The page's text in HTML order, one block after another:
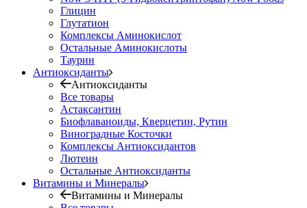
Глицин
Глутатион
Комплексы Аминокислот
Остальные Аминокислоты
Таурин
Антиоксиданты
Антиоксиданты
Все товары
Астаксантин
Биофлаваноиды, Кверцетин, Рутин
Виноградные Косточки
Комплексы Антиоксидантов
Лютеин
Остальные Антиоксиданты
Витамины и Минералы
Витамины и Минералы